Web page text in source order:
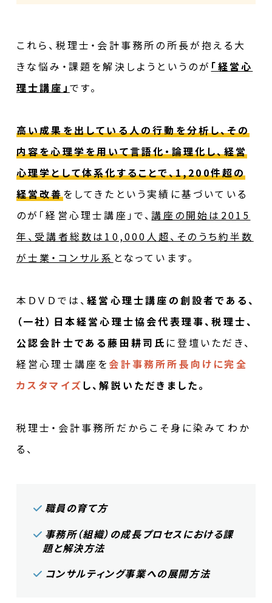
これら、税理士・会計事務所の所長が抱える大
きな悩み・課題を解決しようというのが 「経営心
理士講座」 です。
高い成果を出している人の行動を分析し、その
内容を心理学を用いて言語化・論理化し、経営
心理学として体系化することで、1,200件超の
経営改善をしてきたという実績に基づいている
のが「経営心理士講座」で、講座の開始は2015
年、受講者総数は10,000人超、そのうち約半数
が士業・コンサル系 となっています。
本ＤＶＤでは、経営心理士講座の創設者である、
（一社）日本経営心理士協会代表理事、税理士、
公認会計士である藤田耕司氏 に登壇いただき、
経営心理士講座を 会計事務所所長向けに完全
カスタマイズし、解説いただきました。
税理士・会計事務所だからこそ身に染みてわか
る、
職員の育て方
事務所（組織）の成長プロセスにおける課
題と解決方法
コンサルティング事業への展開方法